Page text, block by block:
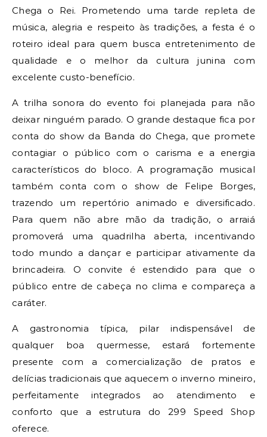
Chega o Rei. Prometendo uma tarde repleta de
música, alegria e respeito às tradições, a festa é o
roteiro ideal para quem busca entretenimento de
qualidade e o melhor da cultura junina com
excelente custo-benefício.
A trilha sonora do evento foi planejada para não
deixar ninguém parado. O grande destaque fica por
conta do show da Banda do Chega, que promete
contagiar o público com o carisma e a energia
característicos do bloco. A programação musical
também conta com o show de Felipe Borges,
trazendo um repertório animado e diversificado.
Para quem não abre mão da tradição, o arraiá
promoverá uma quadrilha aberta, incentivando
todo mundo a dançar e participar ativamente da
brincadeira. O convite é estendido para que o
público entre de cabeça no clima e compareça a
caráter.
A gastronomia típica, pilar indispensável de
qualquer boa quermesse, estará fortemente
presente com a comercialização de pratos e
delícias tradicionais que aquecem o inverno mineiro,
perfeitamente integrados ao atendimento e
conforto que a estrutura do 299 Speed Shop
oferece.